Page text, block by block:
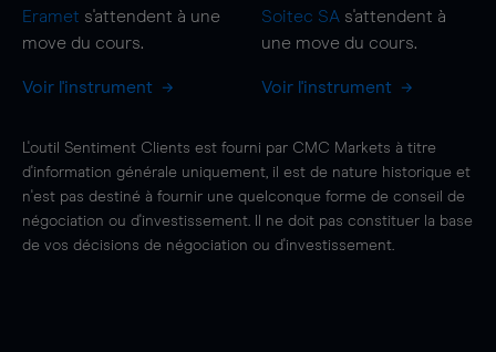
Eramet s'attendent à une
move du cours.
Voir l'instrument
Soitec SA s'attendent à
une move du cours.
Voir l'instrument
L'outil Sentiment Clients est fourni par CMC Markets à titre
d'information générale uniquement, il est de nature historique et
n'est pas destiné à fournir une quelconque forme de conseil de
négociation ou d'investissement. Il ne doit pas constituer la base
de vos décisions de négociation ou d'investissement.